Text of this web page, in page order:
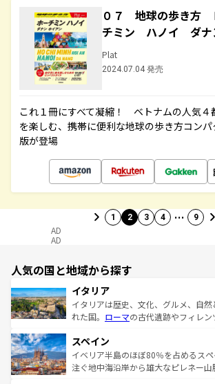
０７ 地球の歩き方
チミン ハノイ ダナ
Plat
2024.07.04 発売
これ１冊にすべて凝縮！ ベトナムの人気４
を楽しむ、携帯に便利な地球の歩き方コン
版が登場
1 2 3 4 … 9
AD
AD
人気の国と地域から探す
イタリア
イタリアは歴史、文化、グルメ、自
れた国。 ローマの古代遺跡やフィレ
ろん、トスカーナの美しい田園風景や
景など、自然景観も見逃せない。観
ピザやパスタなど、絶品のイタリア料
スペイン
イベリア半島のほぼ80％を占めるス
注ぐ地中海沿岸から雄大なピレネー山